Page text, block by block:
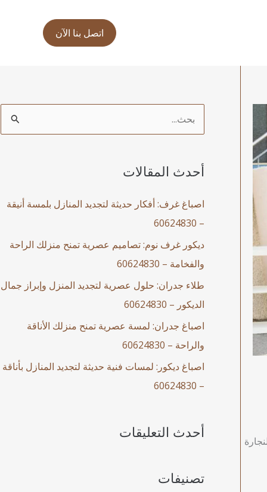
اتصل بنا الآن
ح
ث
أحدث المقالات
اصباغ غرف: أفكار حديثة لتجديد المنازل بلمسة أنيقة
– 60624830
ديكور غرف نوم: تصاميم عصرية تمنح منزلك الراحة
والفخامة – 60624830
طلاء جدران: حلول عصرية لتجديد المنزل وإبراز جمال
الديكور – 60624830
اصباغ جدران: لمسة عصرية تمنح منزلك الأناقة
والراحة – 60624830
اصباغ ديكور: لمسات فنية حديثة لتجديد المنازل بأناقة
– 60624830
أحدث التعليقات
تصنيفات